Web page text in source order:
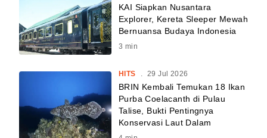
KAI Siapkan Nusantara
Explorer, Kereta Sleeper Mewah
Bernuansa Budaya Indonesia
3 min
HITS . 29 Jul 2026
BRIN Kembali Temukan 18 Ikan
Purba Coelacanth di Pulau
Talise, Bukti Pentingnya
Konservasi Laut Dalam